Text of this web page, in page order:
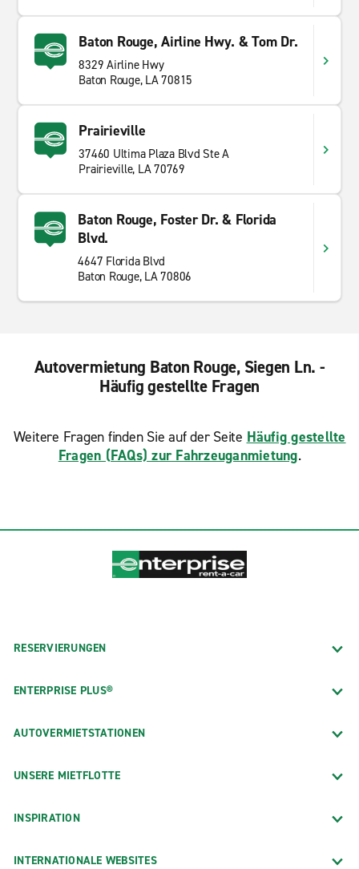
Baton Rouge, Airline Hwy. & Tom Dr.
8329 Airline Hwy
Baton Rouge, LA 70815
Prairieville
37460 Ultima Plaza Blvd Ste A
Prairieville, LA 70769
Baton Rouge, Foster Dr. & Florida
Blvd.
4647 Florida Blvd
Baton Rouge, LA 70806
Autovermietung Baton Rouge, Siegen Ln. -
Häufig gestellte Fragen
Weitere Fragen finden Sie auf der Seite Häufig gestellte
Fragen (FAQs) zur Fahrzeuganmietung.
RESERVIERUNGEN
ENTERPRISE PLUS®
AUTOVERMIETSTATIONEN
UNSERE MIETFLOTTE
INSPIRATION
INTERNATIONALE WEBSITES